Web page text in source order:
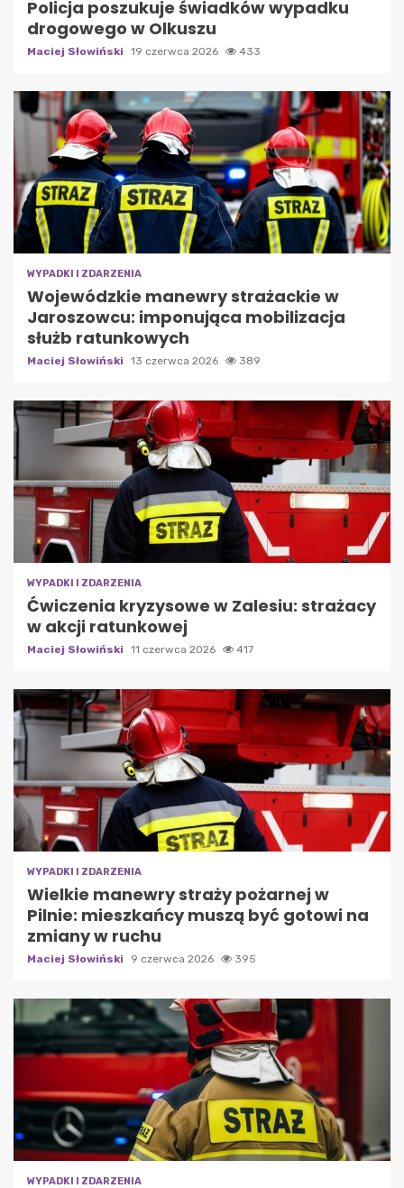
Policja poszukuje świadków wypadku
drogowego w Olkuszu
Maciej Słowiński 19 czerwca 2026 433
WYPADKI I ZDARZENIA
Wojewódzkie manewry strażackie w
Jaroszowcu: imponująca mobilizacja
służb ratunkowych
Maciej Słowiński 13 czerwca 2026 389
WYPADKI I ZDARZENIA
Ćwiczenia kryzysowe w Zalesiu: strażacy
w akcji ratunkowej
Maciej Słowiński 11 czerwca 2026 417
WYPADKI I ZDARZENIA
Wielkie manewry straży pożarnej w
Pilnie: mieszkańcy muszą być gotowi na
zmiany w ruchu
Maciej Słowiński 9 czerwca 2026 395
WYPADKI I ZDARZENIA